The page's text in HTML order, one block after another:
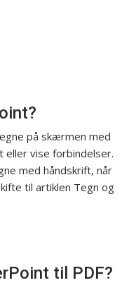
på skærmen med
vise forbindelser.
med håndskrift, når
til artiklen Tegn og
til PDF?